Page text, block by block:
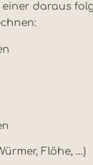
daraus
Flöhe, …)